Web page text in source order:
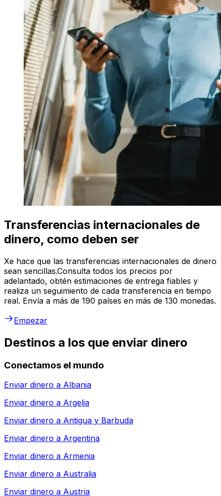
Transferencias internacionales de
dinero, como deben ser
Xe hace que las transferencias internacionales de dinero
sean sencillas.Consulta todos los precios por
adelantado, obtén estimaciones de entrega fiables y
realiza un seguimiento de cada transferencia en tiempo
real. Envía a más de 190 países en más de 130 monedas.
Empezar
Destinos a los que enviar dinero
Conectamos el mundo
Enviar dinero a Albania
Enviar dinero a Argelia
Enviar dinero a Antigua y Barbuda
Enviar dinero a Argentina
Enviar dinero a Armenia
Enviar dinero a Australia
Enviar dinero a Austria